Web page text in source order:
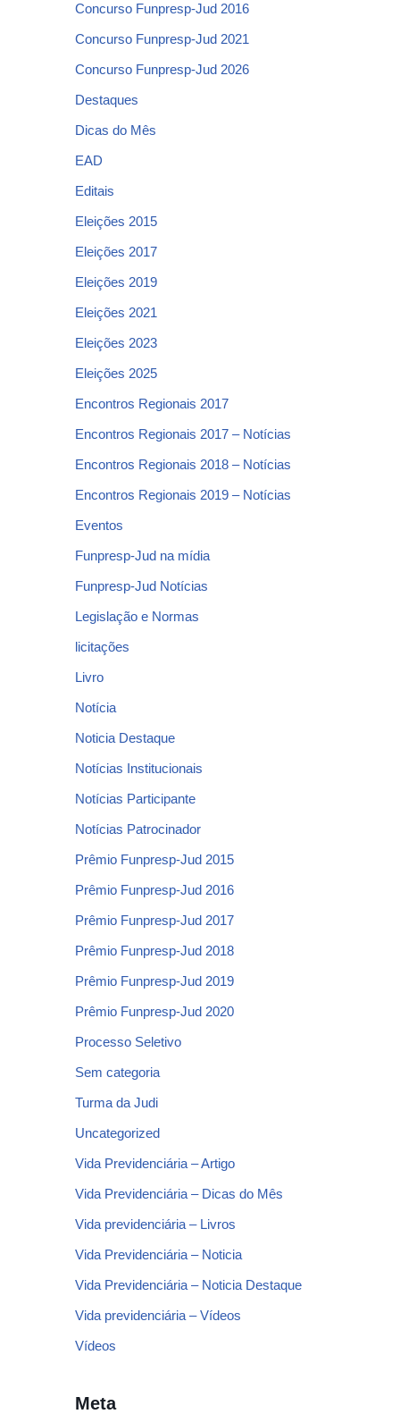
Concurso Funpresp-Jud 2016
Concurso Funpresp-Jud 2021
Concurso Funpresp-Jud 2026
Destaques
Dicas do Mês
EAD
Editais
Eleições 2015
Eleições 2017
Eleições 2019
Eleições 2021
Eleições 2023
Eleições 2025
Encontros Regionais 2017
Encontros Regionais 2017 – Notícias
Encontros Regionais 2018 – Notícias
Encontros Regionais 2019 – Notícias
Eventos
Funpresp-Jud na mídia
Funpresp-Jud Notícias
Legislação e Normas
licitações
Livro
Notícia
Noticia Destaque
Notícias Institucionais
Notícias Participante
Notícias Patrocinador
Prêmio Funpresp-Jud 2015
Prêmio Funpresp-Jud 2016
Prêmio Funpresp-Jud 2017
Prêmio Funpresp-Jud 2018
Prêmio Funpresp-Jud 2019
Prêmio Funpresp-Jud 2020
Processo Seletivo
Sem categoria
Turma da Judi
Uncategorized
Vida Previdenciária – Artigo
Vida Previdenciária – Dicas do Mês
Vida previdenciária – Livros
Vida Previdenciária – Noticia
Vida Previdenciária – Noticia Destaque
Vida previdenciária – Vídeos
Vídeos
Meta